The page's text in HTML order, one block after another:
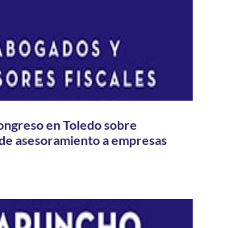
en Toledo sobre
asesoramiento a empresas